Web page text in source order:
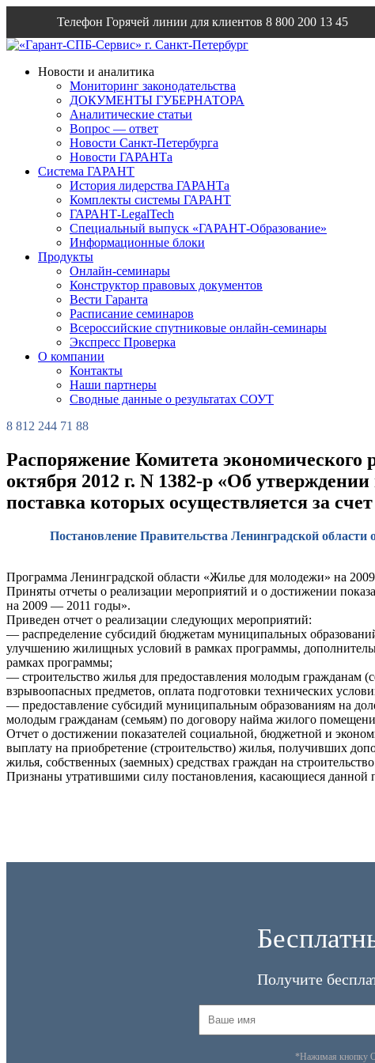
Телефон Горячей линии для клиентов 8 800 200 13 45
Emailinfo@garantsp.ru
Новости и аналитика
Мониторинг законодательства
ДОКУМЕНТЫ ГУБЕРНАТОРА
Аналитические статьи
Вопрос — ответ
Новости Санкт-Петербурга
Новости ГАРАНТа
Система ГАРАНТ
История лидерства ГАРАНТа
Комплекты системы ГАРАНТ
ГАРАНТ-LegalTech
Специальный выпуск «ГАРАНТ-Образование»
Информационные блоки
Продукты
Онлайн-семинары
Конструктор правовых документов
Вести Гаранта
Расписание семинаров
Всероссийские спутниковые онлайн-семинары
Экспресс Проверка
О компании
Контакты
Наши партнеры
Сводные данные о результатах СОУТ
8 812 244 71 88
Распоряжение Комитета
октября 2012 г. N 1382-р «Об
поставка которых осуществляется за
Постановление Правительства Ленинградской
Программа Ленинградской области «Жилье для молодежи» на
Приняты отчеты о реализации мероприятий и о достижении
на 2009 — 2011 годы».
Приведен отчет о реализации следующих мероприятий:
— распределение субсидий бюджетам муниципальных
улучшению жилищных условий в рамках программы,
рамках программы;
— строительство жилья для предоставления молодым гражданам
взрывоопасных предметов, оплата подготовки технических
— предоставление субсидий муниципальным образованиям на
молодым гражданам (семьям) по договору найма жилого
Отчет о достижении показателей социальной, бюджетной и
выплату на приобретение (строительство) жилья, получивших
жилья, собственных (заемных) средствах граждан на
Признаны утратившими силу постановления, касающиеся данной
Получите
*Нажимая кнопку